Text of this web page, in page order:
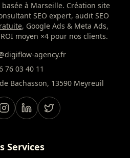
à Marseille. Création site
SEO expert, audit SEO
, Google Ads & Meta Ads,
moyen ×4 pour nos clients.
agency.fr
76 03 40 11
Bachasson, 13590 Meyreuil
Services